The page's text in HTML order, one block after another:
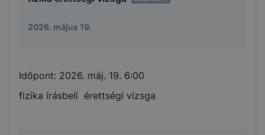
2026. május 19.
Időpont: 2026. máj. 19. 6:00
fizika írásbeli érettségi vizsga